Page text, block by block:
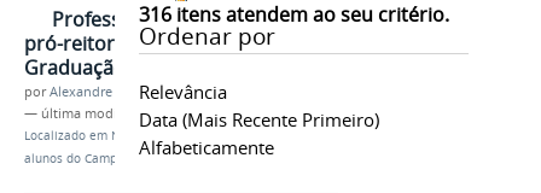
316itens atendem ao seu critério.
Ordenar por
Relevância
Data (mais Recente Primeiro)
Alfabeticamente
Professora Eunice Palmeira,
pró-reitora de Pesquisa, Pós-
Graduação e Inovação do Ifal
porAlexandre Abreu
— última modificação20/03/2026 15h38
Localizado em Notícias
alunos do Campus Maragogi